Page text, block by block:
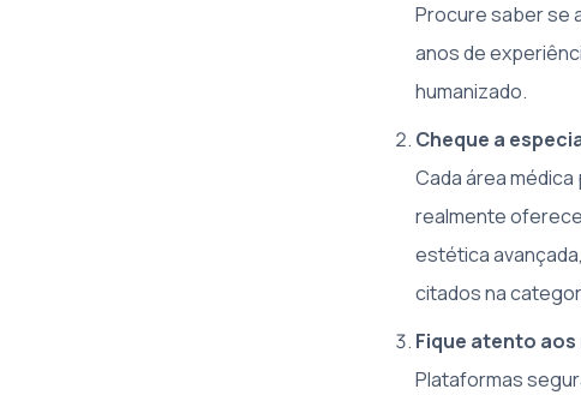
Procure saber se
anos de
humanizado.
Cheque a
Cada área
realmente
estética
citados na
Fique atento
Plataformas